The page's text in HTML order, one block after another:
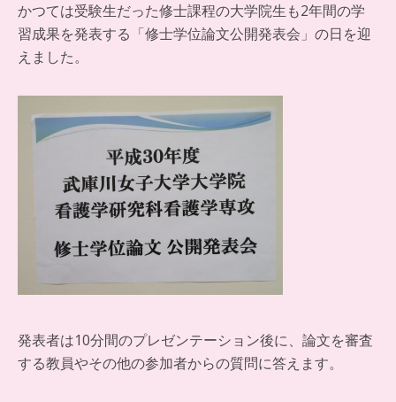
かつては受験生だった修士課程の大学院生も2年間の学
習成果を発表する「修士学位論文公開発表会」の日を迎
えました。
発表者は10分間のプレゼンテーション後に、論文を審査
する教員やその他の参加者からの質問に答えます。